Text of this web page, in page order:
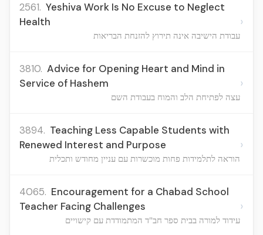
2561. Yeshiva Work Is No Excuse to Neglect
Health
עבודת הישיבה אינה תירוץ להזנחת הבריאות
›
3810. Advice for Opening Heart and Mind in
Service of Hashem
עצה לפתיחת הלב והמוח בעבודת השם
›
3894. Teaching Less Capable Students with
Renewed Interest and Purpose
הוראה לתלמידות פחות מוכשרות עם עניין מחודש ותכלית
›
4065. Encouragement for a Chabad School
Teacher Facing Challenges
עידוד למורה בבית ספר חב"ד המתמודדת עם קישויים
›